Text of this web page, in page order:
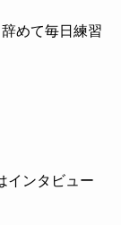
めて毎日練習
インタビュー